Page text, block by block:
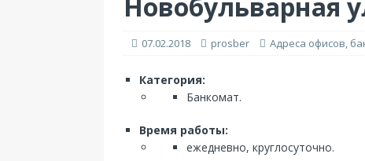
07.02.2018 prosber Адреса офисов,
Категория:
Банкомат.
Время работы:
ежедневно, круглосуточно.